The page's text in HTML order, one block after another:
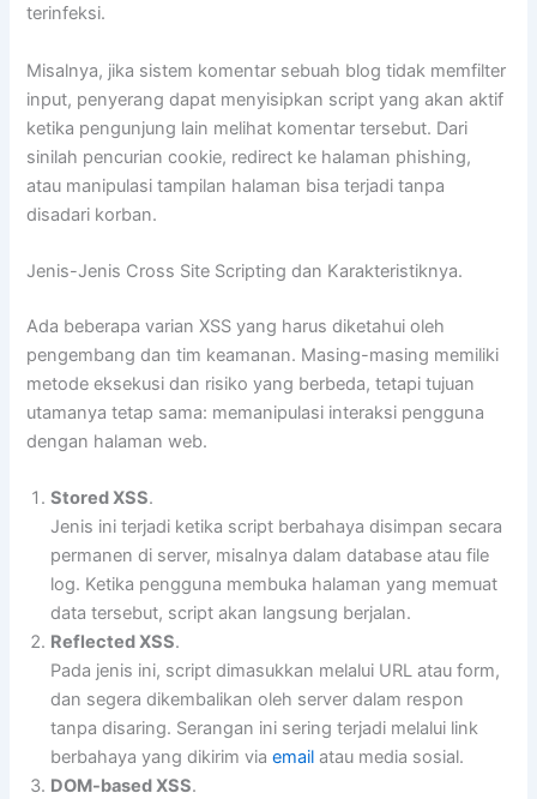
terinfeksi.
Misalnya, jika sistem komentar sebuah blog tidak memfilter
input, penyerang dapat menyisipkan script yang akan aktif
ketika pengunjung lain melihat komentar tersebut. Dari
sinilah pencurian cookie, redirect ke halaman phishing,
atau manipulasi tampilan halaman bisa terjadi tanpa
disadari korban.
Jenis-Jenis Cross Site Scripting dan Karakteristiknya.
Ada beberapa varian XSS yang harus diketahui oleh
pengembang dan tim keamanan. Masing-masing memiliki
metode eksekusi dan risiko yang berbeda, tetapi tujuan
utamanya tetap sama: memanipulasi interaksi pengguna
dengan halaman web.
Stored XSS.
Jenis ini terjadi ketika script berbahaya disimpan secara
permanen di server, misalnya dalam database atau file
log. Ketika pengguna membuka halaman yang memuat
data tersebut, script akan langsung berjalan.
Reflected XSS.
Pada jenis ini, script dimasukkan melalui URL atau form,
dan segera dikembalikan oleh server dalam respon
tanpa disaring. Serangan ini sering terjadi melalui link
berbahaya yang dikirim viaemail atau media sosial.
DOM-based XSS.